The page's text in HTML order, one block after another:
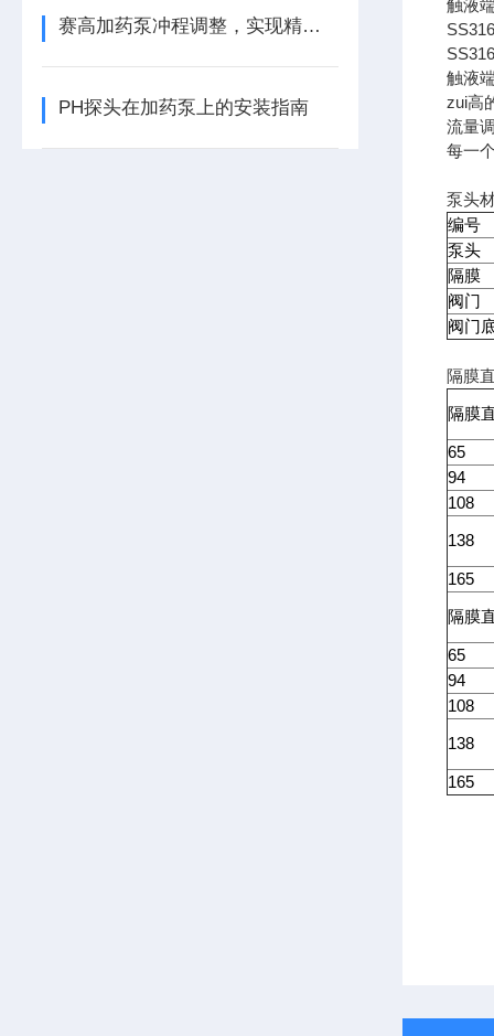
赛高加药泵冲程调整，实现精准控制加药
PH探头在加药泵上的安装指南
触液
触液
zui高
流量
每一
泵头
编号
泵头
隔膜
阀门
阀门
隔膜
隔膜
65
94
108
138
165
隔膜
65
94
108
138
165